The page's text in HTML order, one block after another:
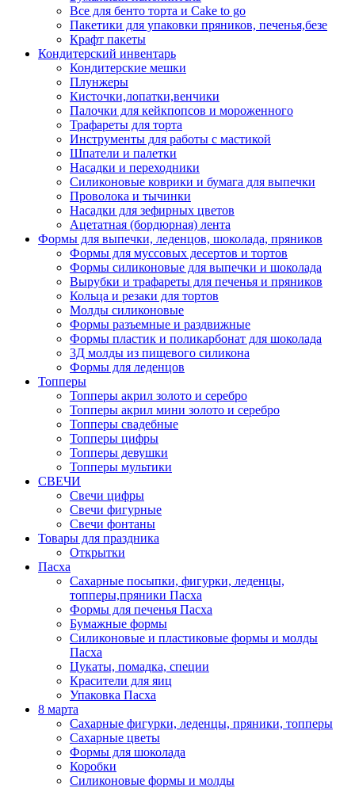
Все для бенто торта и Cake to go
Пакетики для упаковки пряников, печенья,безе
Крафт пакеты
Кондитерский инвентарь
Кондитерские мешки
Плунжеры
Кисточки,лопатки,венчики
Палочки для кейкпопсов и мороженного
Трафареты для торта
Инструменты для работы с мастикой
Шпатели и палетки
Насадки и переходники
Силиконовые коврики и бумага для выпечки
Проволока и тычинки
Насадки для зефирных цветов
Ацетатная (бордюрная) лента
Формы для выпечки, леденцов, шоколада, пряников
Формы для муссовых десертов и тортов
Формы силиконовые для выпечки и шоколада
Вырубки и трафареты для печенья и пряников
Кольца и резаки для тортов
Молды силиконовые
Формы разъемные и раздвижные
Формы пластик и поликарбонат для шоколада
3Д молды из пищевого силикона
Формы для леденцов
Топперы
Топперы акрил золото и серебро
Топперы акрил мини золото и серебро
Топперы свадебные
Топперы цифры
Топперы девушки
Топперы мультики
СВЕЧИ
Свечи цифры
Свечи фигурные
Свечи фонтаны
Товары для праздника
Открытки
Пасха
Сахарные посыпки, фигурки, леденцы,
топперы,пряники Пасха
Формы для печенья Пасха
Бумажные формы
Силиконовые и пластиковые формы и молды
Пасха
Цукаты, помадка, специи
Красители для яиц
Упаковка Пасха
8 марта
Сахарные фигурки, леденцы, пряники, топперы
Сахарные цветы
Формы для шоколада
Коробки
Силиконовые формы и молды